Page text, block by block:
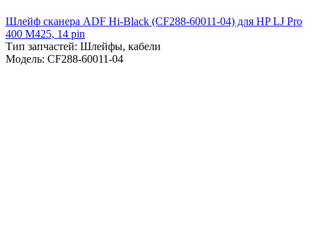
Шлейф сканера ADF Hi-Black (CF288-60011-04) для HP LJ Pro
400 M425, 14 pin
Тип запчастей: Шлейфы, кабели
Модель: CF288-60011-04